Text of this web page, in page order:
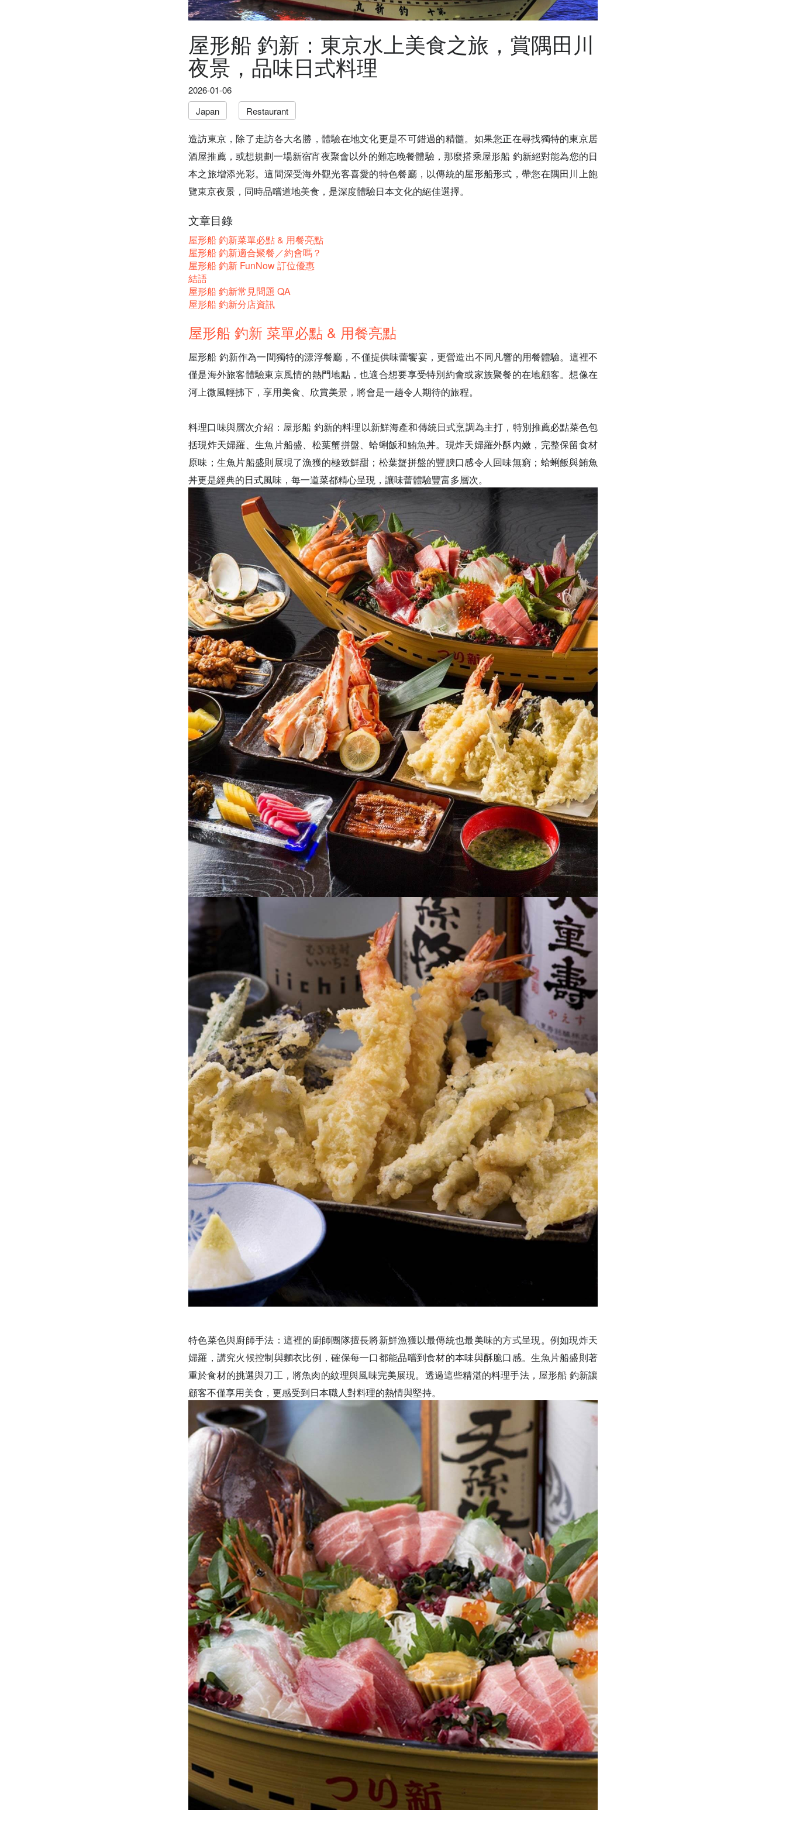
屋形船 釣新：東京水上美食之旅，賞隅田川
夜景，品味日式料理
2026-01-06
Japan
Restaurant
造訪東京，除了走訪各大名勝，體驗在地文化更是不可錯過的精髓。如果您正在尋找獨特的東京居
酒屋推薦，或想規劃一場新宿宵夜聚會以外的難忘晚餐體驗，那麼搭乘屋形船 釣新絕對能為您的日
本之旅增添光彩。這間深受海外觀光客喜愛的特色餐廳，以傳統的屋形船形式，帶您在隅田川上飽
覽東京夜景，同時品嚐道地美食，是深度體驗日本文化的絕佳選擇。
文章目錄
屋形船 釣新菜單必點 & 用餐亮點
屋形船 釣新適合聚餐／約會嗎？
屋形船 釣新 FunNow 訂位優惠
結語
屋形船 釣新常見問題 QA
屋形船 釣新分店資訊
屋形船 釣新 菜單必點 & 用餐亮點
屋形船 釣新作為一間獨特的漂浮餐廳，不僅提供味蕾饗宴，更營造出不同凡響的用餐體驗。這裡不
僅是海外旅客體驗東京風情的熱門地點，也適合想要享受特別約會或家族聚餐的在地顧客。想像在
河上微風輕拂下，享用美食、欣賞美景，將會是一趟令人期待的旅程。
料理口味與層次介紹：屋形船 釣新的料理以新鮮海產和傳統日式烹調為主打，特別推薦必點菜色包
括現炸天婦羅、生魚片船盛、松葉蟹拼盤、蛤蜊飯和鮪魚丼。現炸天婦羅外酥內嫩，完整保留食材
原味；生魚片船盛則展現了漁獲的極致鮮甜；松葉蟹拼盤的豐腴口感令人回味無窮；蛤蜊飯與鮪魚
丼更是經典的日式風味，每一道菜都精心呈現，讓味蕾體驗豐富多層次。
特色菜色與廚師手法：這裡的廚師團隊擅長將新鮮漁獲以最傳統也最美味的方式呈現。例如現炸天
婦羅，講究火候控制與麵衣比例，確保每一口都能品嚐到食材的本味與酥脆口感。生魚片船盛則著
重於食材的挑選與刀工，將魚肉的紋理與風味完美展現。透過這些精湛的料理手法，屋形船 釣新讓
顧客不僅享用美食，更感受到日本職人對料理的熱情與堅持。